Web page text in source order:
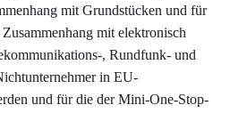
mit Grundstücken und für
mit elektronisch
, Rundfunk- und
in EU-
und für die der Mini-One-Stop-